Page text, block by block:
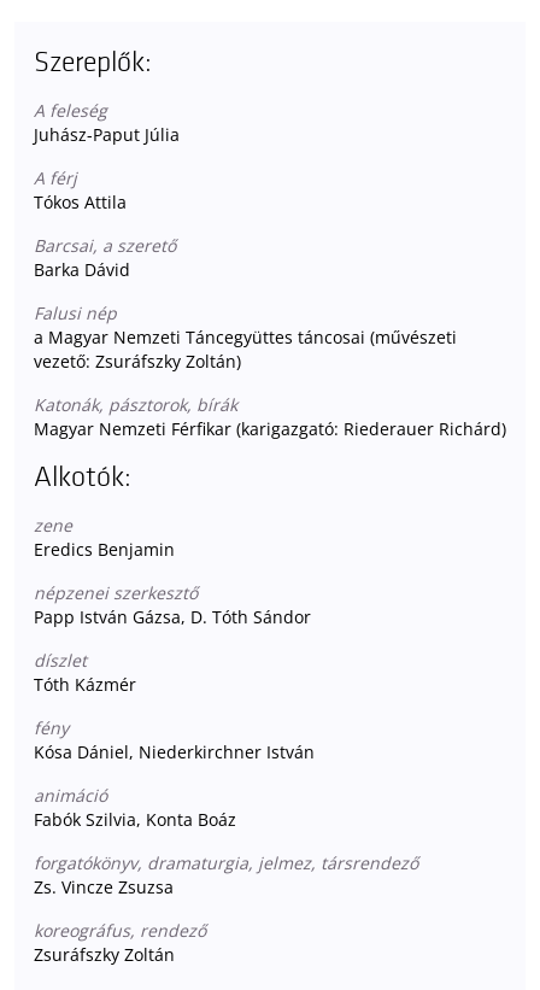
Szereplők:
A feleség
Juhász-Paput Júlia
A férj
Tókos Attila
Barcsai, a szerető
Barka Dávid
Falusi nép
a Magyar Nemzeti Táncegyüttes táncosai (művészeti
vezető: Zsuráfszky Zoltán)
Katonák, pásztorok, bírák
Magyar Nemzeti Férfikar (karigazgató: Riederauer Richárd)
Alkotók:
zene
Eredics Benjamin
népzenei szerkesztő
Papp István Gázsa, D. Tóth Sándor
díszlet
Tóth Kázmér
fény
Kósa Dániel, Niederkirchner István
animáció
Fabók Szilvia, Konta Boáz
forgatókönyv, dramaturgia, jelmez, társrendező
Zs. Vincze Zsuzsa
koreográfus, rendező
Zsuráfszky Zoltán